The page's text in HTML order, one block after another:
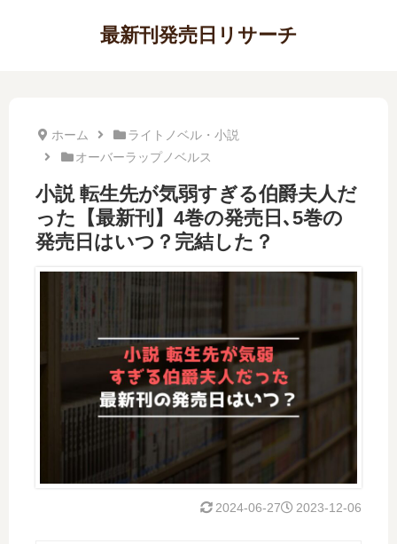
最新刊発売日リサーチ
ホーム
ライトノベル・小説
オーバーラップノベルス
小説 転生先が気弱すぎる伯爵夫人だ
った【最新刊】4巻の発売日､5巻の
発売日はいつ？完結した？
2023-12-06
2024-06-27